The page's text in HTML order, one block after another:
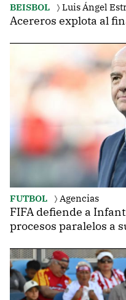
BEISBOL Luis Ángel
Acereros explota al
FUTBOL Agencias
FIFA defiende a
procesos paralelos a